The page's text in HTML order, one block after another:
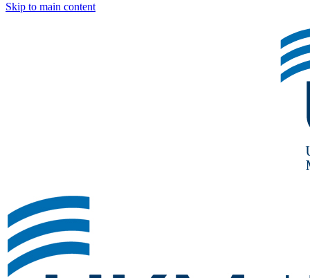
Skip to main content